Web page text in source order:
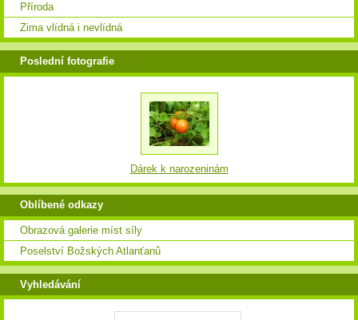
Příroda
Zima vlídná i nevlídná
Poslední fotografie
Dárek k narozeninám
Oblíbené odkazy
Obrazová galerie míst síly
Poselství Božských Atlanťanů
Vyhledávání